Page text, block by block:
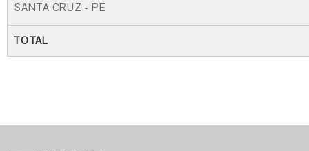
SANTA CRUZ - PE
TOTAL